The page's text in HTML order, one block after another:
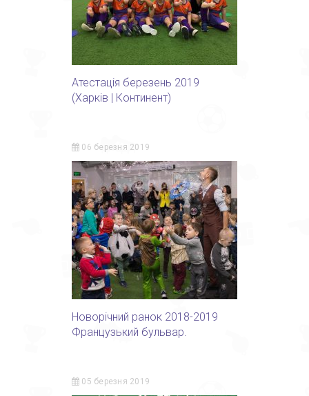
Атестація березень 2019
(Харків | Континент)
06 березня 2019
Новорічний ранок 2018-2019
Французький бульвар.
05 березня 2019